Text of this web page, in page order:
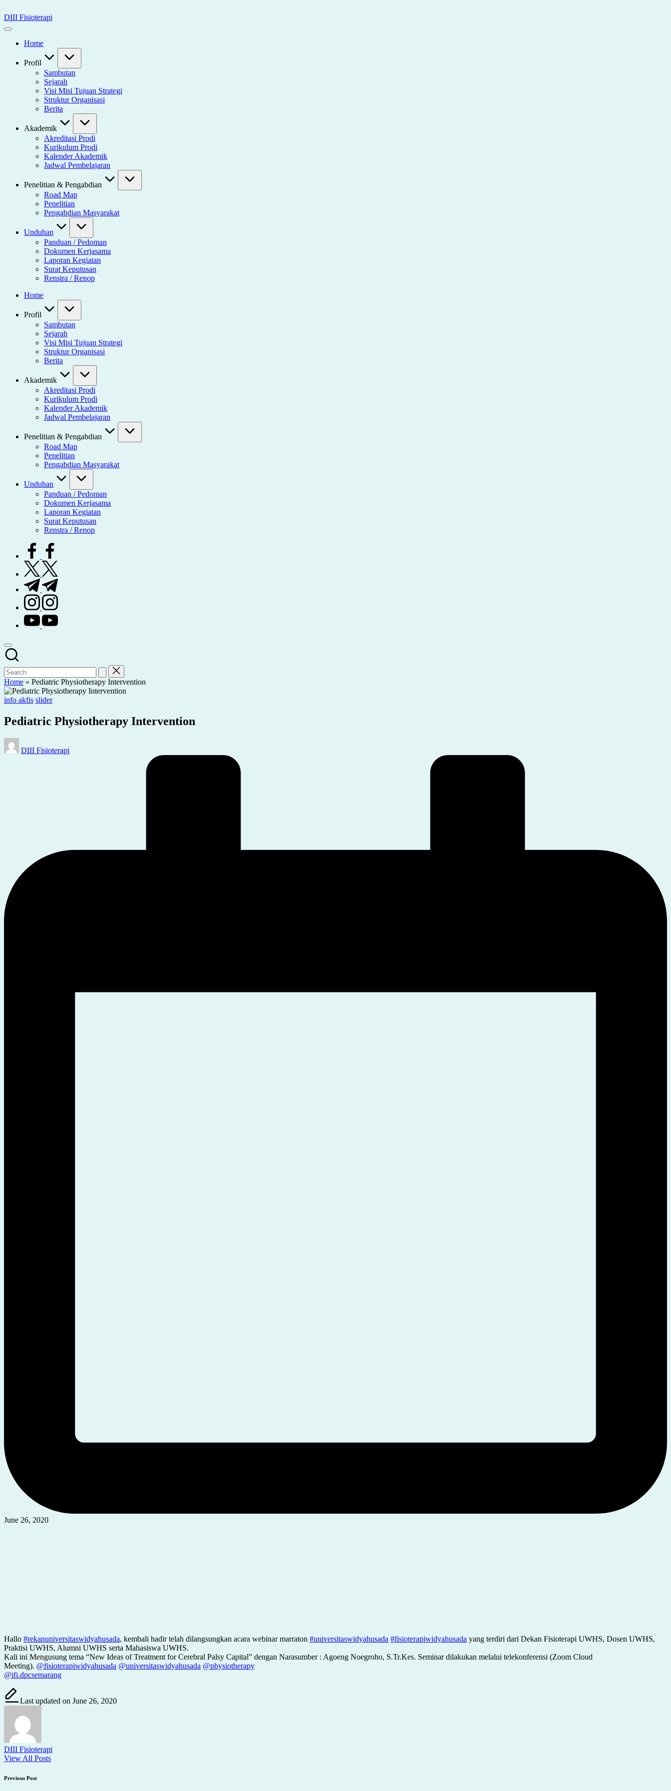
to
content
DIII Fisioterapi
Universitas
HusadaHome
Profil
Sambutan
Sejarah
Visi Misi Tujuan Strategi
Struktur Organisasi
Berita
Akademik
Akreditasi Prodi
Kurikulum Prodi
Kalender Akademik
Jadwal Pembelajaran
Penelitian & Pengabdian
Road Map
Penelitian
Pengabdian Masyarakat
Unduhan
Panduan / Pedoman
Dokumen Kerjasama
Laporan Kegiatan
Surat Keputusan
Renstra / Renop
Home
Profil
Sambutan
Sejarah
Visi Misi Tujuan Strategi
Struktur Organisasi
Berita
Akademik
Akreditasi Prodi
Kurikulum Prodi
Kalender Akademik
Jadwal Pembelajaran
Penelitian & Pengabdian
Road Map
Penelitian
Pengabdian Masyarakat
Unduhan
Panduan / Pedoman
Dokumen Kerjasama
Laporan Kegiatan
Surat Keputusan
Renstra / Renop
facebook.com
twitter.com
t.me
instagram.com
youtube.com
Home » Pediatric Physiotherapy Intervention
Posted
info akfis slider
Pediatric Physiotherapy Intervention
Posted
by
DIII Fisioterapi
June 26, 2020
Hallo #rekanuniversitaswidyahusada, kembali hadir telah dilangsungkan acara webinar marraton #universitaswidyahusada #fisioterapiwidyahusada yang terdiri dari Dekan Fisioterapi UWHS, Dosen UWHS,
Praktisi UWHS, Alumni UWHS serta Mahasiswa UWHS.
Kali ini Mengusung tema “New Ideas of Treatment for Cerebral Palsy Capital” dengan Narasumber : Agoeng Noegroho, S.Tr.Kes. Seminar dilakukan melalui telekonferensi (Zoom Cloud
Meeting). @fisioterapiwidyahusada @universitaswidyahusada @physiotherapy
@ifi.dpcsemarang
Last updated on June 26, 2020
DIII Fisioterapi
View All Posts
Post
Previous Post